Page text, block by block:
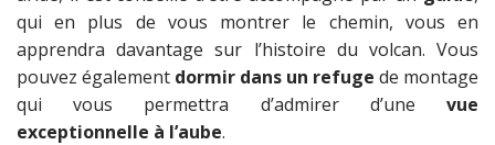
qui en plus de vous montrer le chemin, vous en
apprendra davantage sur l’histoire du volcan. Vous
pouvez également dormir dans un refuge de montage
qui vous permettra d’admirer d’une vue
exceptionnelle à l’aube.